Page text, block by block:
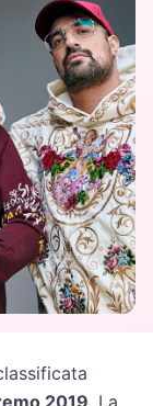
2019. La